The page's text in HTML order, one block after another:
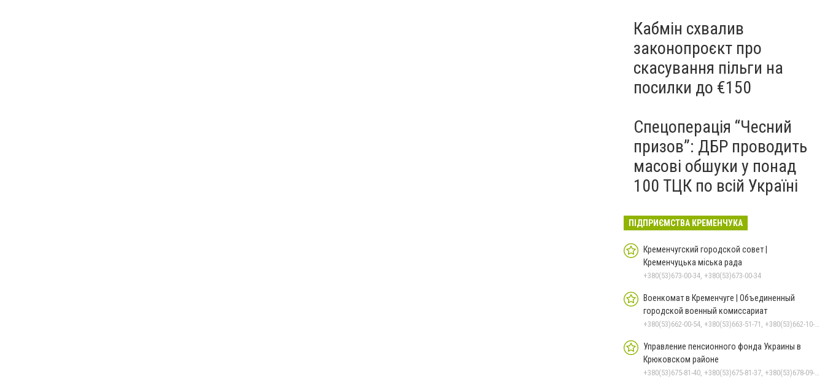
Кабмін схвалив
законопроєкт про
скасування пільги на
посилки до €150
Спецоперація “Чесний
призов”: ДБР проводить
масові обшуки у понад
100 ТЦК по всій Україні
ПІДПРИЄМСТВА КРЕМЕНЧУКА
Кременчугский городской совет |
Кременчуцька міська рада
+380(53)673-00-34, +380(53)673-00-34
Военкомат в Кременчуге | Объединенный
городской военный комиссариат
+380(53)662-00-54, +380(53)663-51-71, +380(53)662-10-35
Управление пенсионного фонда Украины в
Крюковском районе
+380(53)675-81-40, +380(53)675-81-37, +380(53)678-09-01, +380(53)675-81-32, +380(53)675-81-33, +380(53)675-81-38, +380(53)675-81-31, +380(53)678-08-87